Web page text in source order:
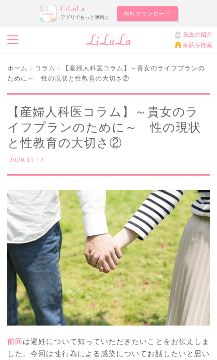
LiLuLa
アプリでもっと便利に
無料ダウンロード
先生の紹介
病院を検索
ホーム > コラム >
【産婦人科医コラム】～貴女のライフプランの
ために～ 性の現状と性教育の大切さ②
【産婦人科医コラム】～貴女のラ
イフプランのために～ 性の現状
と性教育の大切さ②
2020.11.12
前回 は避妊について知っていただきたいことをお伝えしま
した。今回は性行為による感染についてお話したいと思い